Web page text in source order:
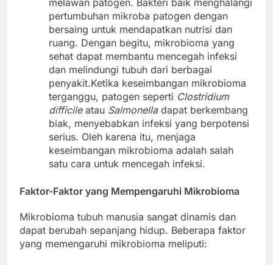
melawan patogen. Bakteri baik menghalangi
pertumbuhan mikroba patogen dengan
bersaing untuk mendapatkan nutrisi dan
ruang. Dengan begitu, mikrobioma yang
sehat dapat membantu mencegah infeksi
dan melindungi tubuh dari berbagai
penyakit.Ketika keseimbangan mikrobioma
terganggu, patogen seperti Clostridium
difficileatau Salmonelladapat berkembang
biak, menyebabkan infeksi yang berpotensi
serius. Oleh karena itu, menjaga
keseimbangan mikrobioma adalah salah
satu cara untuk mencegah infeksi.
Faktor-Faktor yang Mempengaruhi Mikrobioma
Mikrobioma tubuh manusia sangat dinamis dan
dapat berubah sepanjang hidup. Beberapa faktor
yang memengaruhi mikrobioma meliputi: